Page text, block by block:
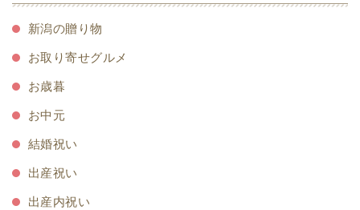
新潟の贈り物
お取り寄せグルメ
お歳暮
お中元
結婚祝い
出産祝い
出産内祝い